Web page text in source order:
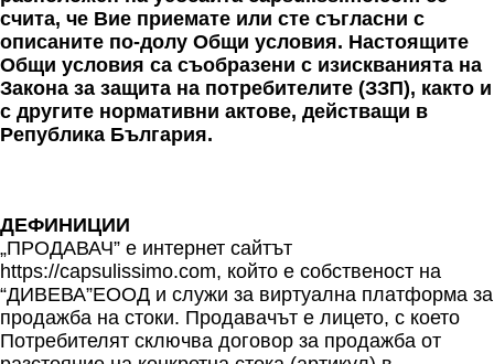
счита, че Вие приемате или сте съгласни с
описаните по-долу Общи условия. Настоящите
Общи условия са съобразени с изискванията на
Закона за защита на потребителите (ЗЗП), както и
с другите нормативни актове, действащи в
Република България.
ДЕФИНИЦИИ
„ПРОДАВАЧ” е интернет сайтът
https://capsulissimo.com, който е собственост на
“ДИВЕВА”ЕООД и служи за виртуална платформа за
продажба на стоки. Продавачът е лицето, с което
Потребителят сключва договор за продажба от